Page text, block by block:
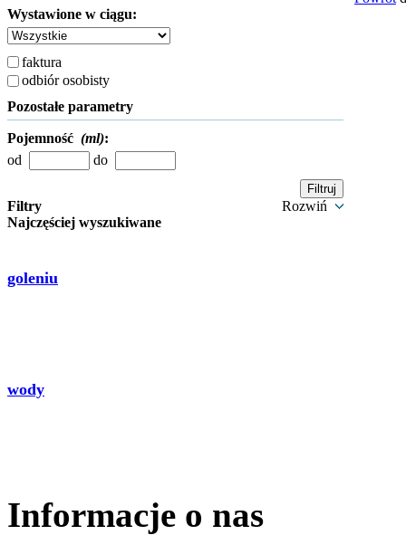
Wystawione w ciągu:
faktura
odbiór osobisty
Pozostałe parametry
Pojemność (ml):
od
do
Filtry
Rozwiń
Najczęściej wyszukiwane
goleniu
wody
Informacje o nas